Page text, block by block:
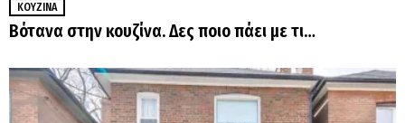
ΚΟΥΖΊΝΑ
Βότανα στην κουζίνα. Δες ποιο πάει με τι…